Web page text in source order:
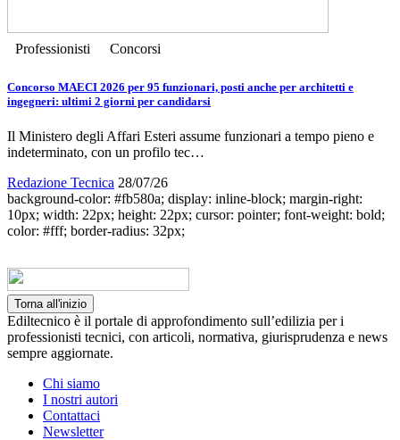
Professionisti Concorsi
Concorso MAECI 2026 per 95 funzionari, posti anche per architetti e
ingegneri: ultimi 2 giorni per candidarsi
Il Ministero degli Affari Esteri assume funzionari a tempo pieno e
indeterminato, con un profilo tec…
Redazione Tecnica 28/07/26
background-color: #fb580a; display: inline-block; margin-right:
10px; width: 22px; height: 22px; cursor: pointer; font-weight: bold;
color: #fff; border-radius: 32px;
Torna all'inizio
Ediltecnico è il portale di approfondimento sull’edilizia per i
professionisti tecnici, con articoli, normativa, giurisprudenza e news
sempre aggiornate.
Chi siamo
I nostri autori
Contattaci
Newsletter